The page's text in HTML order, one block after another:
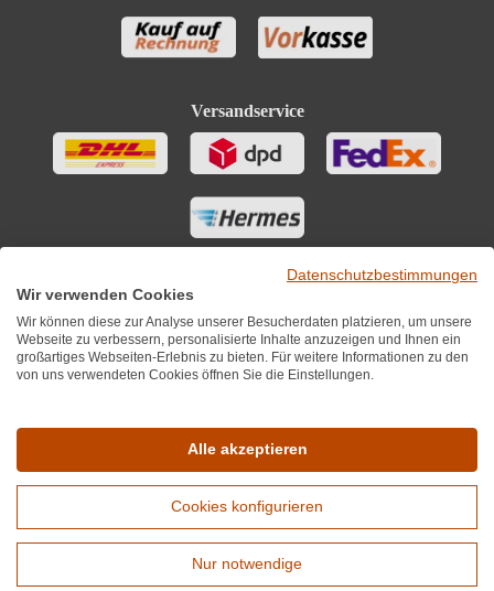
Versandservice
*Alle Preise inkl. MwST zzgl. 5,90€ Versandkosten je Winzer.
Versandkostenfrei ab 12 Flaschen je Winzer.
Datenschutzbestimmungen
Wir verwenden Cookies
Wir können diese zur Analyse unserer Besucherdaten platzieren, um unsere
Webseite zu verbessern, personalisierte Inhalte anzuzeigen und Ihnen ein
großartiges Webseiten-Erlebnis zu bieten. Für weitere Informationen zu den
von uns verwendeten Cookies öffnen Sie die Einstellungen.
Alle akzeptieren
Cookies konfigurieren
Nur notwendige